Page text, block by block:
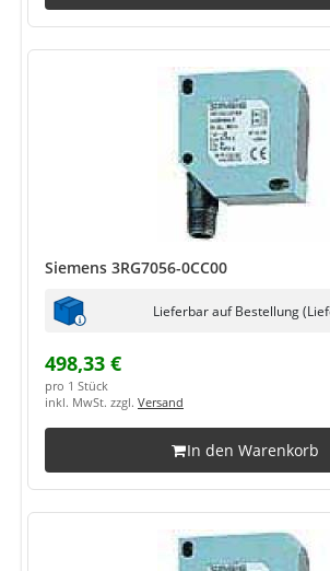
Siemens 3RG7056-0CC00
Lieferbar auf Bestellung
498,33 €
pro 1 Stück
inkl. MwSt. zzgl. Versand
In den Warenkorb